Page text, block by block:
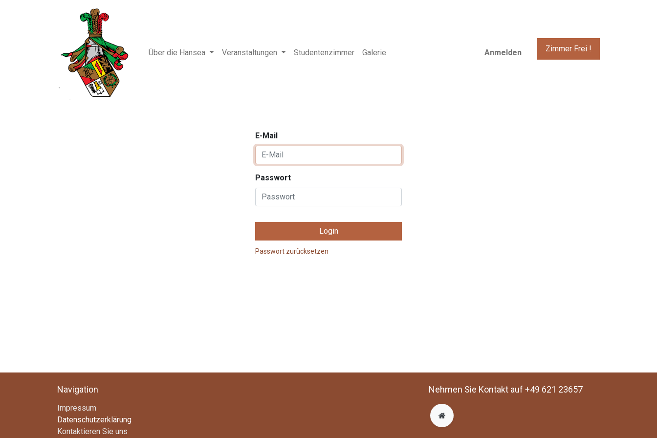
Über die Hansea Veranstaltungen Studentenzimmer Galerie Anmelden Zimmer Frei !
E-Mail
Passwort
Login
Passwort zurücksetzen
Navigation
Impressum
Datenschutzerklärung
Kontaktieren Sie uns
Nehmen Sie Kontakt auf +49 621 23657